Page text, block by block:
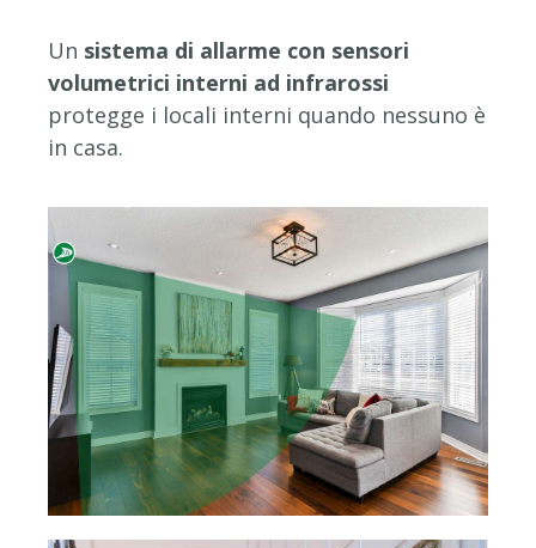
Un sistema di allarme con sensori
volumetrici interni ad infrarossi
protegge i locali interni quando nessuno è
in casa.